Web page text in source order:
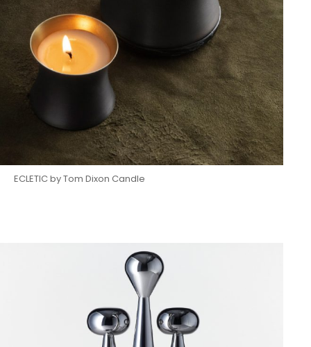
ECLETIC by Tom Dixon Candle